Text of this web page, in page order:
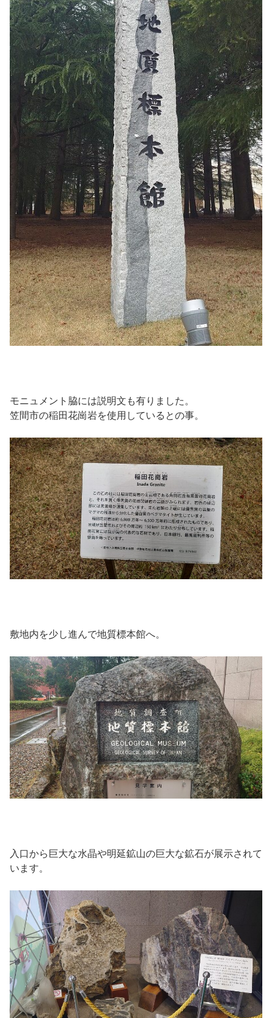
モニュメント脇には説明文も有りました。
笠間市の稲田花崗岩を使用しているとの事。
敷地内を少し進んで地質標本館へ。
入口から巨大な水晶や明延鉱山の巨大な鉱石が展示されて
います。